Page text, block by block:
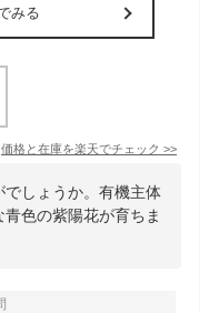
みる
価格と在庫を楽天でチェック >>
でしょうか。有機主体
色の紫陽花が育ちま